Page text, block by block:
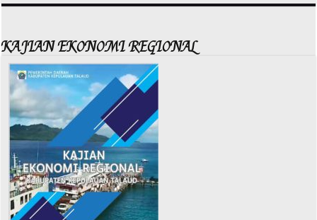
KAJIAN EKONOMI REGIONAL